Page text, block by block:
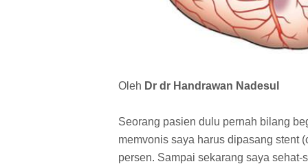
Oleh Dr dr Handrawan Nadesul
Seorang pasien dulu pernah bilang
memvonis saya harus dipasang stent
persen. Sampai sekarang saya